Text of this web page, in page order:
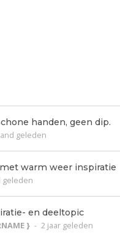
handen, geen dip.
geleden
warm weer inspiratie
geleden
en deeltopic
} - 2 jaar geleden